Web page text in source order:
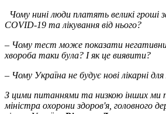
Чому нині люди платять великі гроші
COVID-19 та лікування від нього?
– Чому тест може показати
хвороба таки була? І як це виявити?
– Чому Україна не будує нові лікарні
З цими питаннями та низкою інших ми
міністра охорони здоров'я, головного